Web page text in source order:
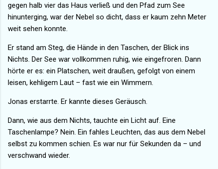
gegen halb vier das Haus verließ und den Pfad zum See
hinunterging, war der Nebel so dicht, dass er kaum zehn Meter
weit sehen konnte.
Er stand am Steg, die Hände in den Taschen, der Blick ins
Nichts. Der See war vollkommen ruhig, wie eingefroren. Dann
hörte er es: ein Platschen, weit draußen, gefolgt von einem
leisen, kehligem Laut – fast wie ein Wimmern.
Jonas erstarrte. Er kannte dieses Geräusch.
Dann, wie aus dem Nichts, tauchte ein Licht auf. Eine
Taschenlampe? Nein. Ein fahles Leuchten, das aus dem Nebel
selbst zu kommen schien. Es war nur für Sekunden da – und
verschwand wieder.